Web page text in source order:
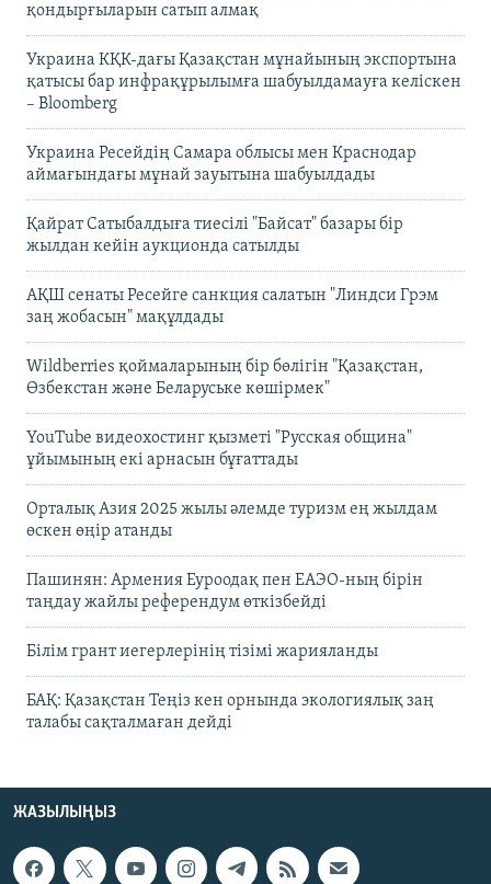
қондырғыларын сатып алмақ
Украина КҚК-дағы Қазақстан мұнайының экспортына
қатысы бар инфрақұрылымға шабуылдамауға келіскен
– Bloomberg
Украина Ресейдің Самара облысы мен Краснодар
аймағындағы мұнай зауытына шабуылдады
Қайрат Сатыбалдыға тиесілі "Байсат" базары бір
жылдан кейін аукционда сатылды
АҚШ сенаты Ресейге санкция салатын "Линдси Грэм
заң жобасын" мақұлдады
Wildberries қоймаларының бір бөлігін "Қазақстан,
Өзбекстан және Беларуське көшірмек"
YouTube видеохостинг қызметі "Русская община"
ұйымының екі арнасын бұғаттады
Орталық Азия 2025 жылы әлемде туризм ең жылдам
өскен өңір атанды
Пашинян: Армения Еуроодақ пен ЕАЭО-ның бірін
таңдау жайлы референдум өткізбейді
Білім грант иегерлерінің тізімі жарияланды
БАҚ: Қазақстан Теңіз кен орнында экологиялық заң
талабы сақталмаған дейді
ЖАЗЫЛЫҢЫЗ